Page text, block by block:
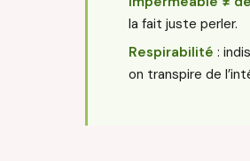
la fait juste perler.
Respirabilité :
on transpire de